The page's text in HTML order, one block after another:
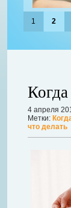
Можно ли
себя в
1 2
4 апреля
Метки:
что делать